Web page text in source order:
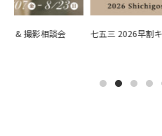
& 撮影相談会 七五三 2026早割